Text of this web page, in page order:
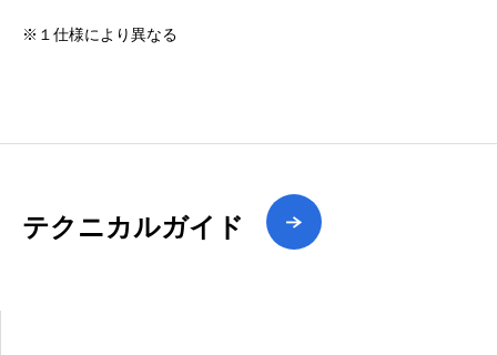
※１仕様により異なる
テクニカルガイド